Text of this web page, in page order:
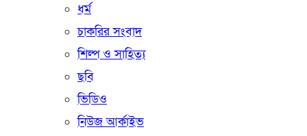
ধর্ম
চাকরির সংবাদ
শিল্প ও সাহিত্য
ছবি
ভিডিও
নিউজ আর্কাইভ